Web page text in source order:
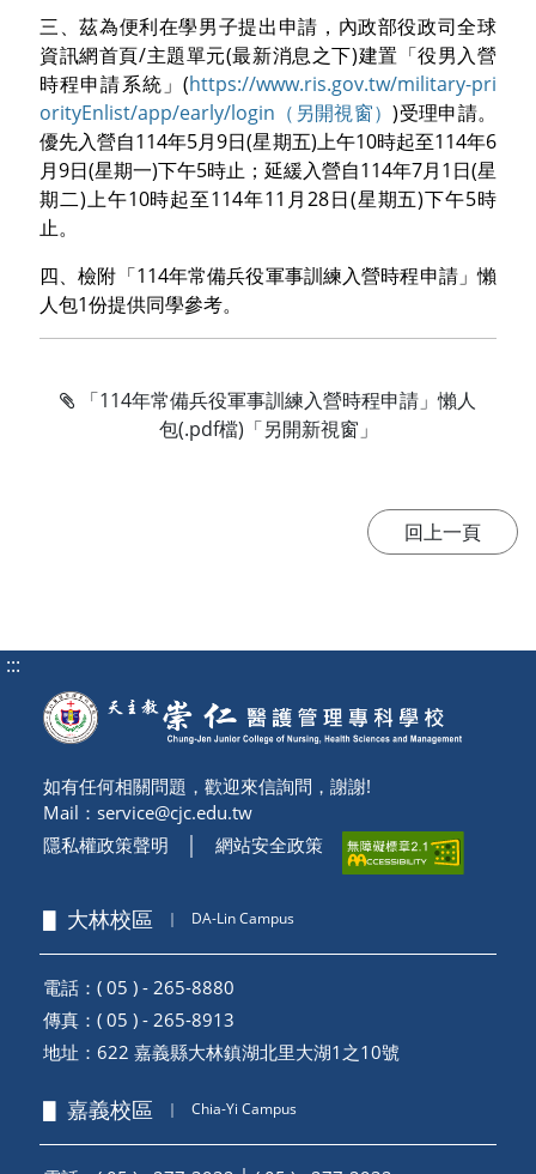
三、茲為便利在學男子提出申請，內政部役政司全球
資訊網首頁/主題單元(最新消息之下)建置「役男入營
時程申請系統」 (https://www.ris.gov.tw/military-pri
orityEnlist/app/early/login（另開視窗）)受理申請。
優先入營自114年5月9日(星期五)上午10時起至114年6
月9日(星期一)下午5時止；延緩入營自114年7月1日(星
期二)上午10時起至114年11月28日(星期五)下午5時
止。
四、檢附「114年常備兵役軍事訓練入營時程申請」懶
人包1份提供同學參考。
「114年常備兵役軍事訓練入營時程申請」懶人
包(.pdf檔)「另開新視窗」
:::
如有任何相關問題，歡迎來信詢問，謝謝!
Mail： service@cjc.edu.tw
隱私權政策聲明
網站安全政策
▋ 大林校區 ｜ DA-Lin Campus
電話：( 05 ) - 265-8880
傳真：( 05 ) - 265-8913
地址： 622 嘉義縣大林鎮湖北里大湖1之10號
▋ 嘉義校區 ｜ Chia-Yi Campus